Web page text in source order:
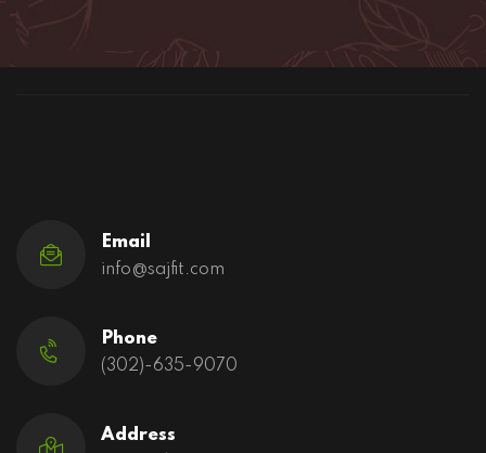
Email
info@sajfit.com
Phone
(302)-635-9070
Address